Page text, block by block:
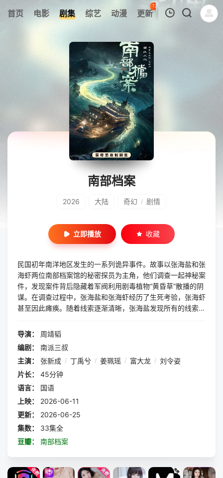
首页 电影 剧集 综艺 动漫 更新
127
热榜 APP
暂无观看影片的记录
南部档案
2026 大陆 奇幻 / 剧情
立即播放 收藏
民国初年南洋地区发生的一系列诡异事件。故事以张海盐和张
海虾两位南部档案馆的秘密探员为主角，他们调查一起神秘案
件，发现案件背后隐藏着军阀利用剧毒植物“黄昏草”散播的阴
谋。在调查过程中，张海盐和张海虾经历了生死考验，张海虾
甚至因此瘫痪。随着线索逐渐清晰，张海盐发现所有的线索都
导演：
周靖韬
编剧：
南派三叔
主演：
张新成 / 丁禹兮 / 姜珮瑶 / 富大龙 / 刘令姿
片长：
45分钟
语言：
国语
上映：
2026-06-11
更新：
2026-06-25
集数：
33集全
豆瓣：
南部档案